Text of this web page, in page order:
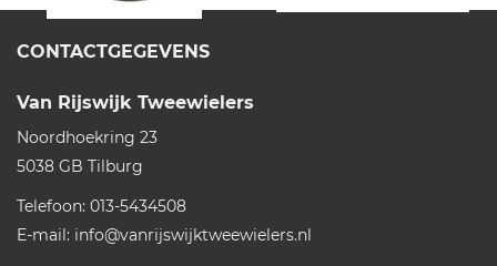
CONTACTGEGEVENS
Van Rijswijk Tweewielers
Noordhoekring 23
5038 GB Tilburg
Telefoon: 013-5434508
E-mail: info@vanrijswijktweewielers.nl